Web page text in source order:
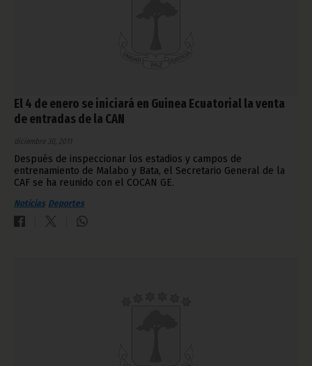
El 4 de enero se iniciará en Guinea Ecuatorial la venta
de entradas de la CAN
diciembre 30, 2011
Después de inspeccionar los estadios y campos de
entrenamiento de Malabo y Bata, el Secretario General de la
CAF se ha reunido con el COCAN GE.
Noticias Deportes